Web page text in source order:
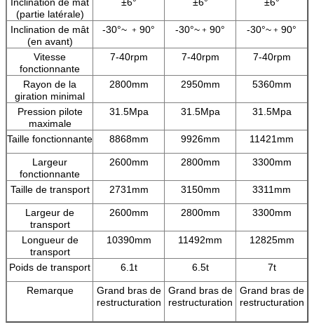
(partie latérale)
Inclination de mât
(en avant)
-30°~ ﹢90° -30°~﹢90° -30°~﹢90°
Vitesse
fonctionnante
7-40rpm 7-40rpm 7-40rpm
Rayon de la
giration minimal
2800mm 2950mm 5360mm
Pression pilote
maximale
31.5Mpa 31.5Mpa 31.5Mpa
Taille fonctionnante 8868mm 9926mm 11421mm
Largeur
fonctionnante
2600mm 2800mm 3300mm
Taille de transport 2731mm 3150mm 3311mm
Largeur de
transport
2600mm 2800mm 3300mm
Longueur de
transport
10390mm 11492mm 12825mm
Poids de transport 6.1t 6.5t 7t
Remarque
Grand bras de
restructuration
Grand bras de
restructuration
Grand bras de
restructuration